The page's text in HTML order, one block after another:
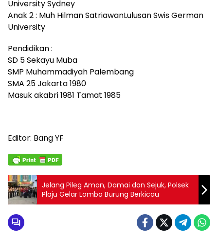
University Sydney
Anak 2 : Muh Hilman SatriawanLulusan Swis German
University
Pendidikan :
SD 5 Sekayu Muba
SMP Muhammadiyah Palembang
SMA 25 Jakarta 1980
Masuk akabri 1981 Tamat 1985
Editor: Bang YF
Jelang Pileg Aman, Damai dan Sejuk, Polsek
Plaju Gelar Lomba Burung Berkicau